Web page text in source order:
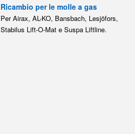
Ricambio per le molle a gas
Per Airax, AL-KO, Bansbach, Lesjöfors,
Stabilus Lift-O-Mat e Suspa Liftline.